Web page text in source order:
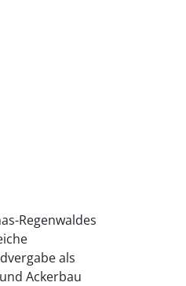
Regenwaldes
als
Ackerbau